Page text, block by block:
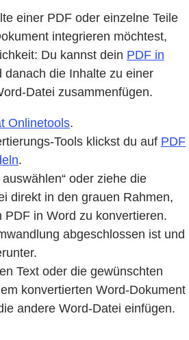
einer PDF oder einzelne Teile
integrieren möchtest,
Du kannst dein PDF in
danach die Inhalte zu einer
Datei zusammenfügen.
Onlinetools.
Tools klickst du auf PDF
.
oder ziehe die
direkt in den grauen Rahmen,
PDF in Word zu konvertieren.
abgeschlossen ist und
Text oder die gewünschten
konvertierten Word-Dokument
andere Word-Datei einfügen.